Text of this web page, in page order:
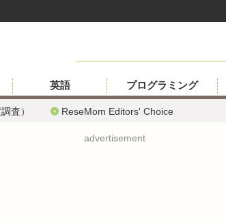
査） ReseMom Editors' Choice
英語 プログラミング
advertisement